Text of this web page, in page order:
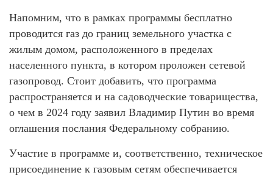
Напомним, что в рамках программы бесплатно
проводится газ до границ земельного участка с
жилым домом, расположенного в пределах
населенного пункта, в котором проложен сетевой
газопровод. Стоит добавить, что программа
распространяется и на садоводческие товарищества,
о чем в 2024 году заявил Владимир Путин во время
оглашения послания Федеральному собранию.
Участие в программе и, соответственно, техническое
присоединение к газовым сетям обеспечивается